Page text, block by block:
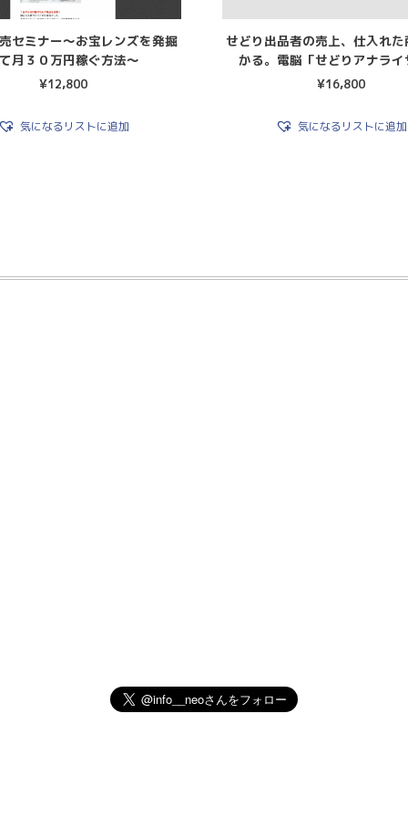
セミナー〜お宝レンズを発掘
月３０万円稼ぐ方法〜
¥12,800
気になるリストに追加
せどり出品者の売上、仕入れ
かる。電脳「せどりアナライ
¥16,800
気になるリストに追加